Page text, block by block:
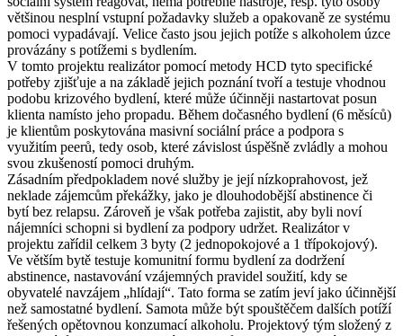
většinou nesplní vstupní požadavky služeb a opakovaně ze systému
pomoci vypadávají. Velice často jsou jejich potíže s alkoholem úzce
provázány s potížemi s bydlením.
V tomto projektu realizátor pomocí metody HCD tyto specifické
potřeby zjišťuje a na základě jejich poznání tvoří a testuje vhodnou
podobu krizového bydlení, které může účinněji nastartovat posun
klienta namísto jeho propadu. Během dočasného bydlení (6 měsíců)
je klientům poskytována masivní sociální práce a podpora s
využitím peerů, tedy osob, které závislost úspěšně zvládly a mohou
svou zkušeností pomoci druhým.
Zásadním předpokladem nové služby je její nízkoprahovost, jež
neklade zájemcům překážky, jako je dlouhodobější abstinence či
bytí bez relapsu. Zároveň je však potřeba zajistit, aby byli noví
nájemníci schopni si bydlení za podpory udržet. Realizátor v
projektu zařídil celkem 3 byty (2 jednopokojové a 1 třípokojový).
Ve větším bytě testuje komunitní formu bydlení za dodržení
abstinence, nastavování vzájemných pravidel soužití, kdy se
obyvatelé navzájem „hlídají“. Tato forma se zatím jeví jako účinnější
než samostatné bydlení. Samota může být spouštěčem dalších potíží
řešených opětovnou konzumací alkoholu. Projektový tým složený z